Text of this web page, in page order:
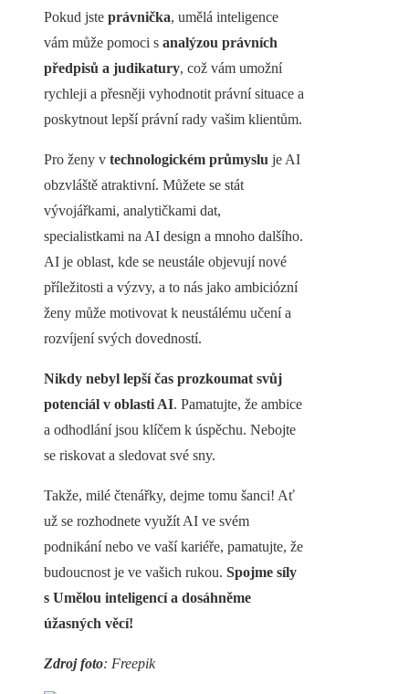
Pokud jste právnička, umělá inteligence
vám může pomoci s analýzou právních
předpisů a judikatury, což vám umožní
rychleji a přesněji vyhodnotit právní situace a
poskytnout lepší právní rady vašim klientům.
Pro ženy v technologickém průmyslu je AI
obzvláště atraktivní. Můžete se stát
vývojářkami, analytičkami dat,
specialistkami na AI design a mnoho dalšího.
AI je oblast, kde se neustále objevují nové
příležitosti a výzvy, a to nás jako ambiciózní
ženy může motivovat k neustálému učení a
rozvíjení svých dovedností.
Nikdy nebyl lepší čas prozkoumat svůj
potenciál v oblasti AI. Pamatujte, že ambice
a odhodlání jsou klíčem k úspěchu. Nebojte
se riskovat a sledovat své sny.
Takže, milé čtenářky, dejme tomu šanci! Ať
už se rozhodnete využít AI ve svém
podnikání nebo ve vaší kariéře, pamatujte, že
budoucnost je ve vašich rukou. Spojme síly
s Umělou inteligencí a dosáhněme
úžasných věcí!
Zdroj foto: Freepik